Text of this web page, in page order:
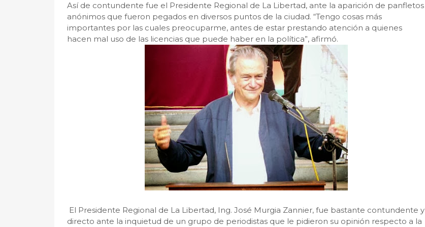
Así de contundente fue el Presidente Regional de La Libertad, ante la aparición de panfletos
anónimos que fueron pegados en diversos puntos de la ciudad. “Tengo cosas más
importantes por las cuales preocuparme, antes de estar prestando atención a quienes
hacen mal uso de las licencias que puede haber en la política”, afirmó.
El Presidente Regional de La Libertad, Ing. José Murgia Zannier, fue bastante contundente y
directo ante la inquietud de un grupo de periodistas que le pidieron su opinión respecto a la